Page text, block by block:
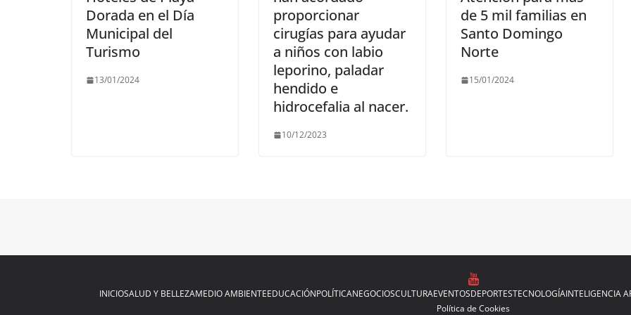
Dorada en el Día
Municipal del
Turismo
13/01/2024
proporcionar
cirugías para ayudar
a niños con labio
leporino, paladar
hendido e
hidrocefalia al nacer.
10/12/2023
de 5 mil familias en
Santo Domingo
Norte
15/01/2024
INICIOSALUD Y BELLEZAMEDIO AMBIENTEEDUCACIÓNPOLÍTICANEGOCIOSCULTURAEVENTOSDEPORTESTECNOLOGÍAINTELIGENCIA
Política de Cookies